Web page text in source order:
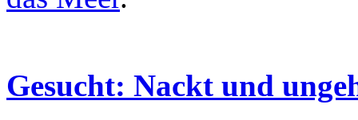
Gesucht: Nackt und